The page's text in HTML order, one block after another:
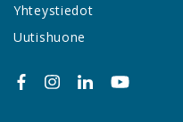
Yhteystiedot
Uutishuone